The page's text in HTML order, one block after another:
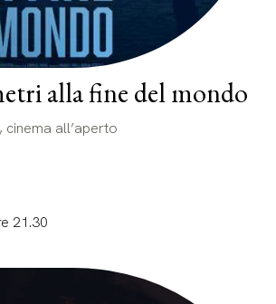
alla fine del mondo
cinema all’aperto
21.30